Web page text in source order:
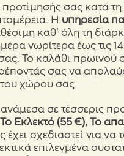
προτίμησής σας κατά
Η υπηρεσία
καθ’ όλη τη
νωρίτερα έως τις
Το καλάθι πρωινού
σας να
χώρου σας.
σε τέσσερις
Εκλεκτό (55 €), Το
σχεδιαστεί για να
επιλεγμένα